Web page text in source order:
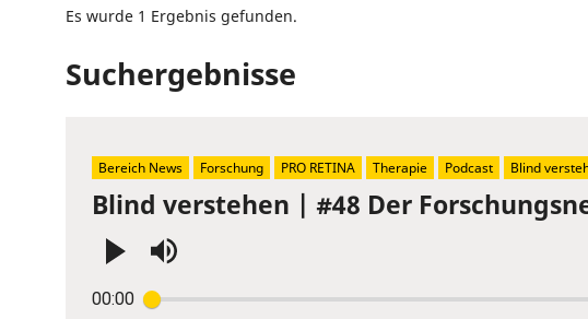
Es wurde 1 Ergebnis gefunden.
Suchergebnisse
Blind verstehen | #48 Der
00:00
Enter
Bereich News Forschung PRO RETINA Therapie Podcast Blind